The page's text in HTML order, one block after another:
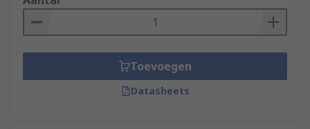
Toevoegen
Datasheets